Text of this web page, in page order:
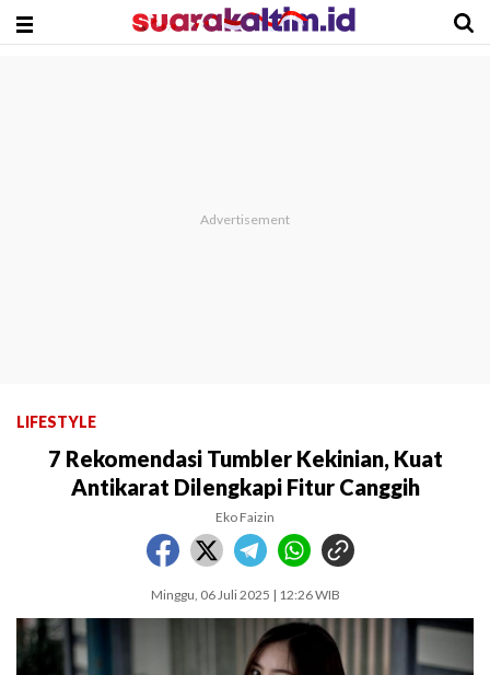
LIFESTYLE
7 Rekomendasi Tumbler Kekinian, Kuat
Antikarat Dilengkapi Fitur Canggih
Eko Faizin
Minggu, 06 Juli 2025 | 12:26 WIB